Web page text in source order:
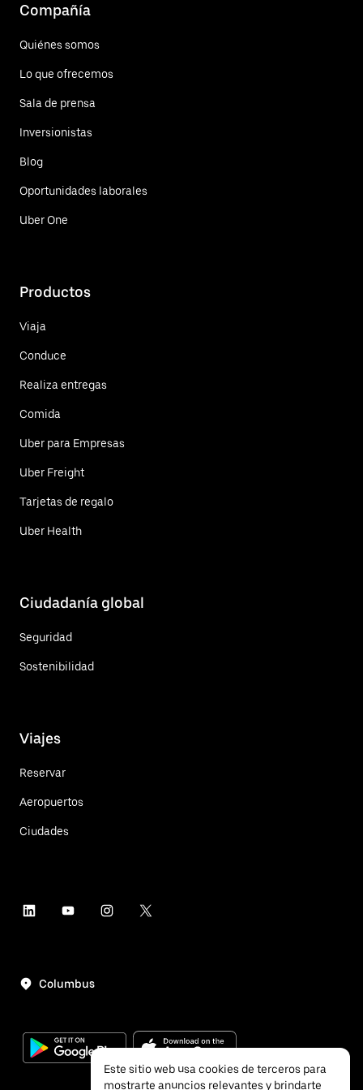
Compañía
Quiénes somos
Lo que ofrecemos
Sala de prensa
Inversionistas
Blog
Oportunidades laborales
Uber One
Productos
Viaja
Conduce
Realiza entregas
Comida
Uber para Empresas
Uber Freight
Tarjetas de regalo
Uber Health
Ciudadanía global
Seguridad
Sostenibilidad
Viajes
Reservar
Aeropuertos
Ciudades
Columbus
Este sitio web usa cookies de terceros para
mostrarte anuncios relevantes y brindarte